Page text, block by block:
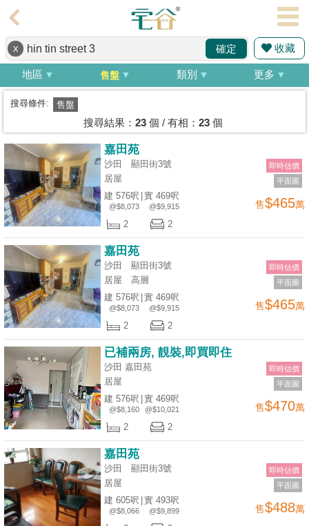
理
主
頁
搵
成
交
業
主
放
盤
宅
谷
按
揭
地
產
博
客
地
產
聞
x 確定 收藏
地區 售盤 類別 更多
搜尋條件: 售盤
搜尋結果： 23個 / 有相： 23個
平面圖
即時估價
嘉田苑
沙田 顯田街3號
居屋
建 576呎
@$8,073
實 469呎
@$9,915 售$465萬
2 2
平面圖
即時估價
嘉田苑
沙田 顯田街3號
居屋
高層
建 576呎
@$8,073
實 469呎
@$9,915 售$465萬
2 2
平面圖
即時估價
已補兩房, 靚裝,即買即住
沙田 嘉田苑
居屋
建 576呎
@$8,160
實 469呎
@$10,021 售$470萬
2 2
平面圖
即時估價
嘉田苑
沙田 顯田街3號
居屋
建 605呎
@$8,066
實 493呎
@$9,899 售$488萬